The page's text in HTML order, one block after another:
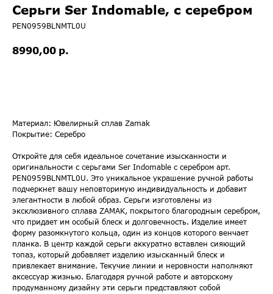
Серьги Ser Indomable, с серебром
PEN0959BLNMTL0U
8990,00 р.
Материал: Ювелирный сплав Zamak
Покрытие: Серебро
Откройте для себя идеальное сочетание изысканности и
оригинальности с серьгами Ser Indomable с серебром арт.
PEN0959BLNMTL0U. Это уникальное украшение ручной работы
подчеркнет вашу неповторимую индивидуальность и добавит
элегантности в любой образ. Серьги изготовлены из
эксклюзивного сплава ZAMAK, покрытого благородным серебром,
что придает им особый блеск и долговечность. Изделие имеет
форму разомкнутого кольца, один из концов которого венчает
планка. В центр каждой серьги аккуратно вставлен сияющий
топаз, который добавляет изделию изысканный блеск и
привлекает внимание. Текучие линии и неровности наполняют
аксессуар жизнью. Благодаря ручной работе и авторскому
продуманному дизайну эти серьги представляют собой